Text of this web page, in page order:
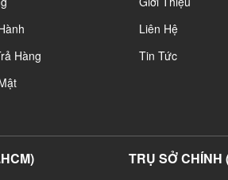
Hàng
Liên Hệ
Tin Tức
TRỤ SỞ CHÍNH